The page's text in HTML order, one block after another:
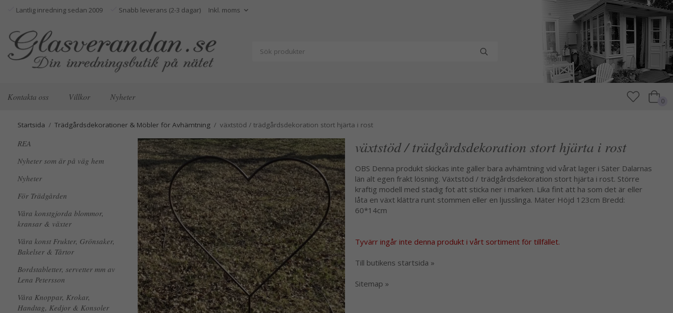
Lantlig inredning sedan 2009 Snabb leverans (2-3 dagar)
Kontakta oss Villkor Nyheter 0
Startsida / Trädgårdsdekorationer & Möbler för Avhämtning / växtstöd / trädgårdsdekoration stort hjärta i rost
REA
Nyheter som är på väg hem
Nyheter
För Trädgården
Våra konstgjorda blommor,
kransar & växter
Våra konst Frukter, Grönsaker,
Bakelser & Tårtor
Bordstabletter, servetter mm av
Lena Petersson
Våra Knoppar, Krokar,
Handtag, Kedjor & Konsoler
växtstöd / trädgårdsdekoration stort hjärta i rost
OBS Denna produkt skickas inte gäller bara avhämtning vid vårat lager i Säter Dalarnas
län alt egen frakt lösning. Växtstöd / trädgårdsdekoration stort hjärta i rost. Större
kraftig modell med stadig fot att sticka ner i marken. Lika fint att ha som det är eller
låta en växt klättra runt stommen eller en ljusslinga. Mäter Höjd 123cm Bredd:
60*14cm
Tyvärr ingår inte denna produkt i vårt sortiment för tillfället.
Till butikens startsida »
Sitemap »